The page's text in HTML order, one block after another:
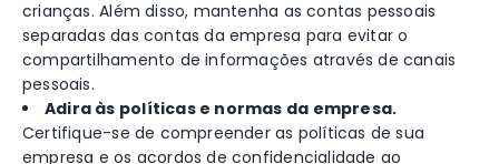
crianças. Além disso, mantenha as contas pessoais
separadas das contas da empresa para evitar o
compartilhamento de informações através de canais
pessoais.
Adira às políticas e normas da empresa.
Certifique-se de compreender as políticas de sua
empresa e os acordos de confidencialidade ao